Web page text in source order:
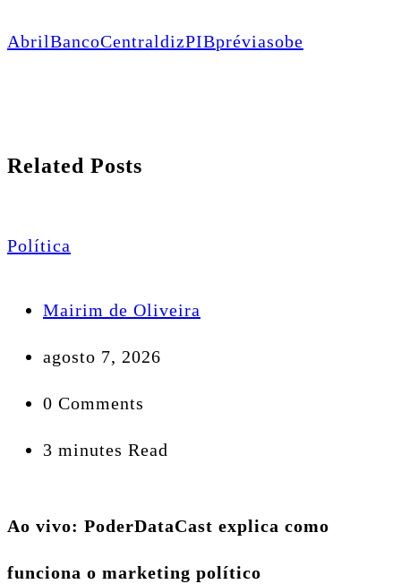
AbrilBancoCentraldizPIBpréviasobe
Related Posts
Política
Mairim de Oliveira
agosto 7, 2026
0 Comments
3 minutes Read
Ao vivo: PoderDataCast explica como
funciona o marketing político